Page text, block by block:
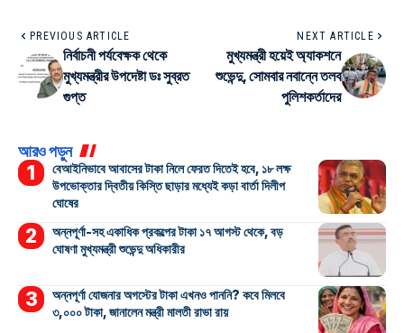
PREVIOUS ARTICLE
নির্বাচনী পর্যবেক্ষক থেকে
মুখ্যমন্ত্রীর উপদেষ্টা ডঃ সুব্রত
গুপ্ত
NEXT ARTICLE
মুখ্যমন্ত্রী হয়েই অ্যাকশনে
শুভেন্দু, সোমবার নবান্নে তলব
পুলিশকর্তাদের
আরও পড়ুন
বেআইনিভাবে আবাসের টাকা নিলে ফেরত দিতেই হবে, ১৮ লক্ষ
উপভোক্তার দ্বিতীয় কিস্তি ছাড়ার মধ্যেই কড়া বার্তা দিলীপ
ঘোষের
অন্নপূর্ণা-সহ একাধিক প্রকল্পের টাকা ১৭ আগস্ট থেকে, বড়
ঘোষণা মুখ্যমন্ত্রী শুভেন্দু অধিকারীর
অন্নপূর্ণা যোজনার অগস্টের টাকা এখনও পাননি? কবে মিলবে
৩,০০০ টাকা, জানালেন মন্ত্রী মালতী রাভা রায়